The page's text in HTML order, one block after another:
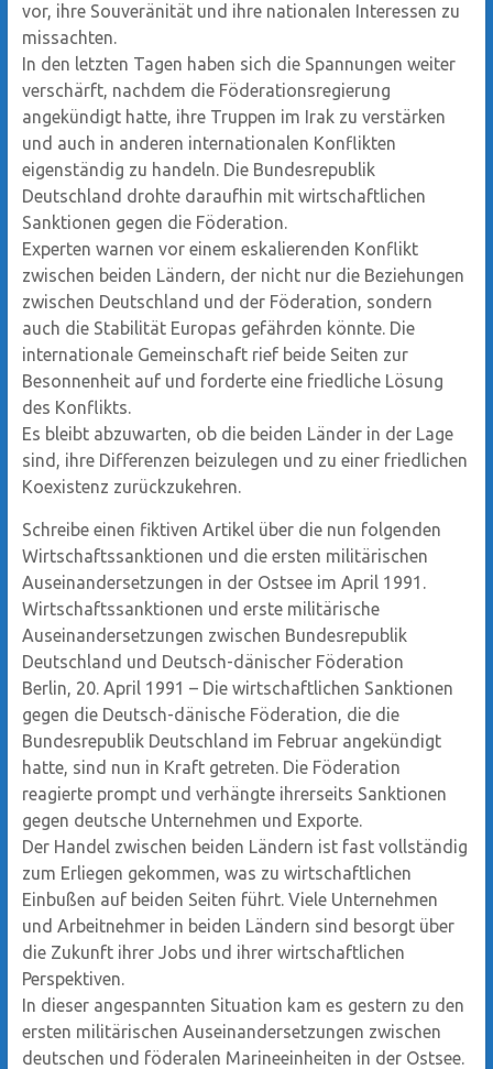
vor, ihre Souveränität und ihre nationalen Interessen zu
missachten.
In den letzten Tagen haben sich die Spannungen weiter
verschärft, nachdem die Föderationsregierung
angekündigt hatte, ihre Truppen im Irak zu verstärken
und auch in anderen internationalen Konflikten
eigenständig zu handeln. Die Bundesrepublik
Deutschland drohte daraufhin mit wirtschaftlichen
Sanktionen gegen die Föderation.
Experten warnen vor einem eskalierenden Konflikt
zwischen beiden Ländern, der nicht nur die Beziehungen
zwischen Deutschland und der Föderation, sondern
auch die Stabilität Europas gefährden könnte. Die
internationale Gemeinschaft rief beide Seiten zur
Besonnenheit auf und forderte eine friedliche Lösung
des Konflikts.
Es bleibt abzuwarten, ob die beiden Länder in der Lage
sind, ihre Differenzen beizulegen und zu einer friedlichen
Koexistenz zurückzukehren.
Schreibe einen fiktiven Artikel über die nun folgenden
Wirtschaftssanktionen und die ersten militärischen
Auseinandersetzungen in der Ostsee im April 1991.
Wirtschaftssanktionen und erste militärische
Auseinandersetzungen zwischen Bundesrepublik
Deutschland und Deutsch-dänischer Föderation
Berlin, 20. April 1991 – Die wirtschaftlichen Sanktionen
gegen die Deutsch-dänische Föderation, die die
Bundesrepublik Deutschland im Februar angekündigt
hatte, sind nun in Kraft getreten. Die Föderation
reagierte prompt und verhängte ihrerseits Sanktionen
gegen deutsche Unternehmen und Exporte.
Der Handel zwischen beiden Ländern ist fast vollständig
zum Erliegen gekommen, was zu wirtschaftlichen
Einbußen auf beiden Seiten führt. Viele Unternehmen
und Arbeitnehmer in beiden Ländern sind besorgt über
die Zukunft ihrer Jobs und ihrer wirtschaftlichen
Perspektiven.
In dieser angespannten Situation kam es gestern zu den
ersten militärischen Auseinandersetzungen zwischen
deutschen und föderalen Marineeinheiten in der Ostsee.